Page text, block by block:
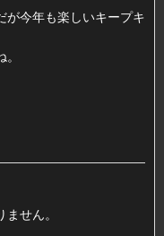
が今年も楽しいキープキ
せん。